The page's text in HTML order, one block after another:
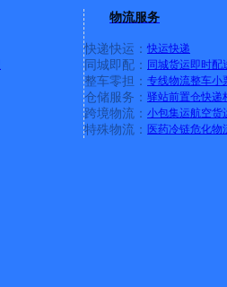
物流服务
快递快运： 快运快递
同城即配： 同城货运即时配
整车零担： 专线物流整车小
仓储服务： 驿站前置仓快递
跨境物流： 小包集运航空货
特殊物流： 医药冷链危化物
更多号码地址
景苑小区北
详情